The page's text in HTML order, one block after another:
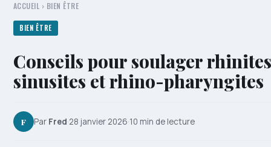
ACCUEIL › BIEN ÊTRE
BIEN ÊTRE
Conseils pour soulager
sinusites et rhino-pharyngites
F Par Fred·28 janvier 2026·10 min de lecture